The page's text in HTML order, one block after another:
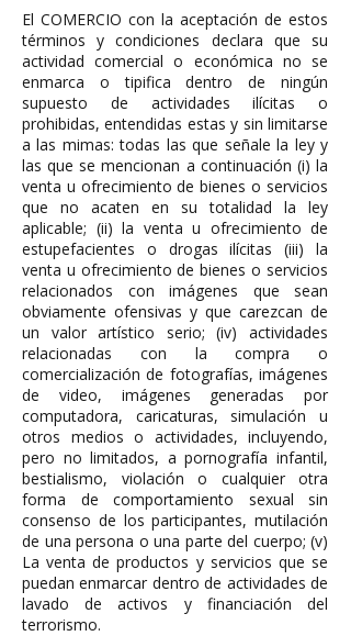
El COMERCIO con la aceptación de estos
términos y condiciones declara que su
actividad comercial o económica no se
enmarca o tipifica dentro de ningún
supuesto de actividades ilícitas o
prohibidas, entendidas estas y sin limitarse
a las mimas: todas las que señale la ley y
las que se mencionan a continuación (i) la
venta u ofrecimiento de bienes o servicios
que no acaten en su totalidad la ley
aplicable; (ii) la venta u ofrecimiento de
estupefacientes o drogas ilícitas (iii) la
venta u ofrecimiento de bienes o servicios
relacionados con imágenes que sean
obviamente ofensivas y que carezcan de
un valor artístico serio; (iv) actividades
relacionadas con la compra o
comercialización de fotografías, imágenes
de video, imágenes generadas por
computadora, caricaturas, simulación u
otros medios o actividades, incluyendo,
pero no limitados, a pornografía infantil,
bestialismo, violación o cualquier otra
forma de comportamiento sexual sin
consenso de los participantes, mutilación
de una persona o una parte del cuerpo; (v)
La venta de productos y servicios que se
puedan enmarcar dentro de actividades de
lavado de activos y financiación del
terrorismo.